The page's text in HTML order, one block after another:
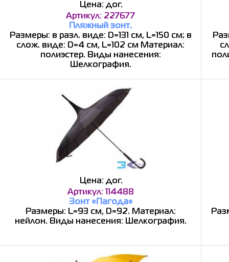
Цена: дог.
Артикул: 227677
Пляжный зонт.
Размеры: в разл. виде: D=131 см, L=150 см; в
слож. виде: D=4 см, L=102 см Материал:
полиэстер. Виды нанесения:
Шелкография.
Цена: дог.
Артикул: 114488
Зонт «Пагода»
Размеры: L=93 см, D=92. Материал:
нейлон. Виды нанесения: Шелкография.